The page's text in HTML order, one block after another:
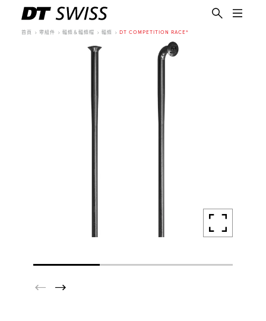
首頁 零組件 輻條＆輻條帽 輻條 DT COMPETITION RACE®